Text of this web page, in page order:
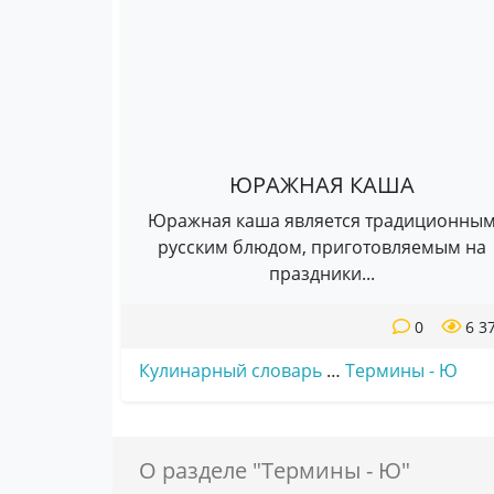
ЮРАЖНАЯ КАША
Юражная каша является
русским блюдом, приготовляемым на
праздники...
6
0
Кулинарный словарь … Термины - Ю
О разделе "Термины - Ю"